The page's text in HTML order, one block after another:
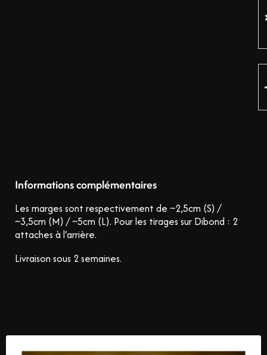
Informations complémentaires
Les marges sont respectivement de ~2,5cm (S) /
~3,5cm (M) / ~5cm (L). Pour les tirages sur Dibond : 2
attaches à l’arrière.
Livraison sous 2 semaines.